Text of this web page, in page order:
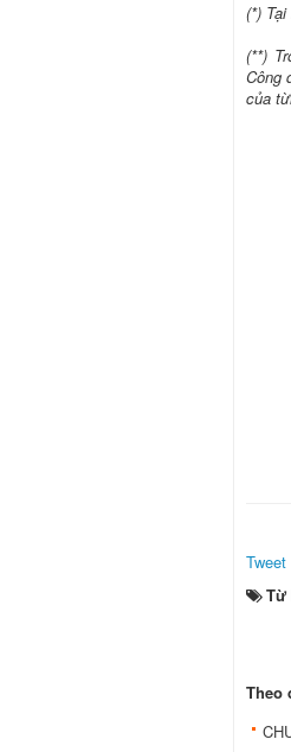
(*)
(**)
Công
của
Tweet
Từ
Theo